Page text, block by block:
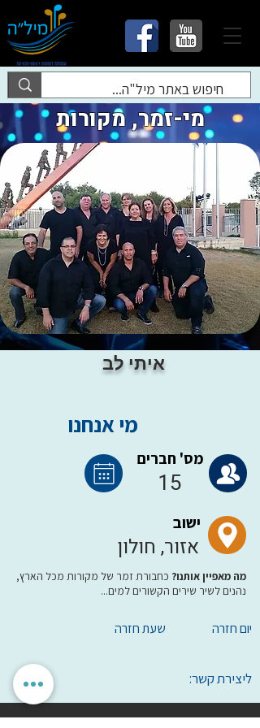
מי-זמר, מקורות
איתי לב
מי אנחנו
מס' חברים
15
ישוב
אזור, חולון
מה מאפיין אותנו? כחבורת זמר של מקורות מכל הארץ,
נהנים לשיר שירים הקשורים למים...
שעת חזרה יום חזרה
ליצירת קשר: